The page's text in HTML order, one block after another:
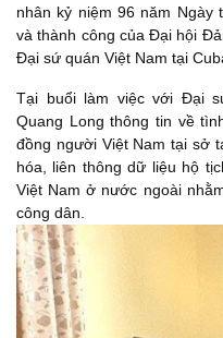
nhân kỷ niệm 96 năm Ngày
và thành công của Đại hội
Đại sứ quán Việt Nam tại
Tại buổi làm việc với Đại
Quang Long thông tin về
đồng người Việt Nam tại sở
hóa, liên thông dữ liệu hộ
Việt Nam ở nước ngoài
công dân.